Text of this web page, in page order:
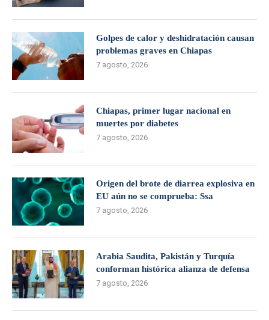
Golpes de calor y deshidratación causan
problemas graves en Chiapas
7 agosto, 2026
Chiapas, primer lugar nacional en
muertes por diabetes
7 agosto, 2026
Origen del brote de diarrea explosiva en
EU aún no se comprueba: Ssa
7 agosto, 2026
Arabia Saudita, Pakistán y Turquía
conforman histórica alianza de defensa
7 agosto, 2026